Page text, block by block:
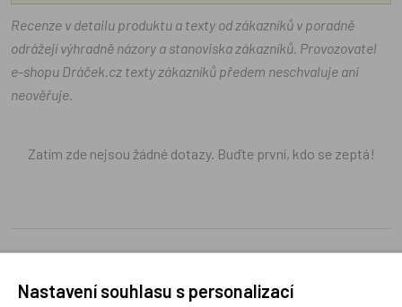
Recenze v detailu produktu a texty od zákazníků v poradně
odrážejí výhradně názory a stanoviska zákazníků. Provozovatel
e-shopu Dráček.cz texty zákazníků předem neschvaluje ani
neověřuje.
Zatím zde nejsou žádné dotazy. Buďte první, kdo se zeptá!
Nastavení souhlasu s personalizací